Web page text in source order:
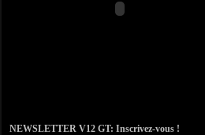
NEWSLETTER V12 GT: Inscrivez-vous !